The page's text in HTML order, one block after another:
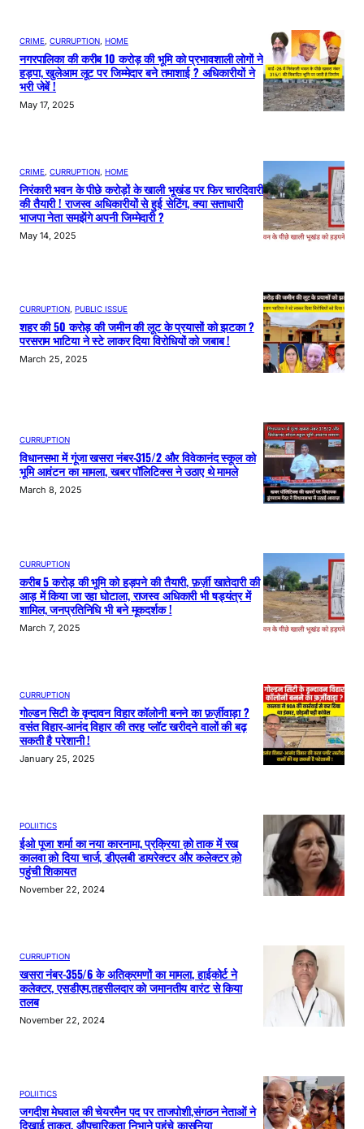
CRIME CURRUPTION HOME
नगरपालिका की करीब 10 करोड़ की भूमि को प्रभावशाली लोगों ने
हड़पा, खुलेआम लूट पर जिम्मेदार बने तमाशाई ? अधिकारीयों ने
भरी जेबें !
May 17, 2025
CRIME CURRUPTION HOME
निरंकारी भवन के पीछे करोड़ों के खाली भूखंड पर फिर चारदिवारी
की तैयारी ! राजस्व अधिकारीयों से हुई सेटिंग, क्या सत्ताधारी
भाजपा नेता समझेंगे अपनी जिम्मेदारी ?
May 14, 2025
CURRUPTION, PUBLIC ISSUE
शहर की 50 करोड़ की जमीन की लूट के प्रयासों को झटका ?
परसराम भाटिया ने स्टे लाकर दिया विरोधियों को जबाब !
March 25, 2025
CURRUPTION
विधानसभा में गूंजा खसरा नंबर-315/2 और विवेकानंद स्कूल को
भूमि आवंटन का मामला, खबर पॉलिटिक्स ने उठाए थे मामले
March 8, 2025
CURRUPTION
करीब 5 करोड़ की भूमि को हड़पने की तैयारी, फ़र्ज़ी खातेदारी की
आड़ में किया जा रहा घोटाला, राजस्व अधिकारी भी षड्यंत्र में
शामिल, जनप्रतिनिधि भी बने मूकदर्शक !
March 7, 2025
CURRUPTION
गोल्डन सिटी के वृन्दावन विहार कॉलोनी बनने का फ़र्ज़ीवाड़ा ?
वसंत विहार-आनंद विहार की तरह प्लॉट खरीदने वालों की बढ़
सकती है परेशानी !
January 25, 2025
POLIITICS
ईओ पूजा शर्मा का नया कारनामा, प्रक्रिया क़ो ताक में रख
कालवा क़ो दिया चार्ज, डीएलबी डायरेक्टर और कलेक्टर क़ो
पहुंची शिकायत
November 22, 2024
CURRUPTION
खसरा नंबर-355/6 के अतिक्रमणों का मामला, हाईकोर्ट ने
कलेक्टर, एसडीएम,तहसीलदार को जमानतीय वारंट से किया
तलब
November 22, 2024
POLIITICS
जगदीश मेघवाल की चेयरमैन पद पर ताजपोशी,संगठन नेताओं ने
दिखाई ताक़त, औपचारिकता निभाने पहुंचे कासनिया